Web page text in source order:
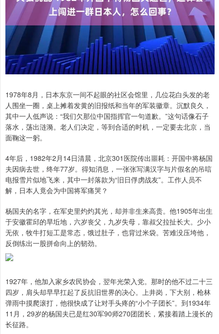
1978年8月，日本东京一间不起眼的社区会馆里，几位花白头发的老
人围坐一圈，桌上摊着发黄的旧报纸和当年的军装徽章。沉默良久，
其中一人低声说：“我们欠那位中国指挥官一句道歉。”这句话像石子
落水，荡出涟漪。老人们决定，等到合适的时机，一定要去北京，当
面鞠这一躬。
4年后，1982年2月14日清晨，北京301医院传出噩耗：开国中将杨国
夫因病去世，终年77岁。得知消息，一张张写满汉字与片假名的吊唁
电报雪片似地飞来，其中一封落款为“旧日俘虏战友”。工作人员不
解，日本人竟会为中国将军痛哭？
杨国夫的名字，在军史里灼灼其光，却并非生来高贵。他1905年出生
于安徽霍邱的旱坵地，六岁丧父，九岁失母，靠叔父拉扯长大。少小
无依，牧牛打短工是常态，饿过肚子，也背过米袋。苦难没压垮他，
反倒练出一股拼命向上的韧劲。
1927年，他加入家乡农民协会，翌年光荣入党。那时的他不过二十三
四岁，肩头却早早扛起了反抗旧世界的决心。上井岗，下大别，枪林
弹雨中摸爬滚打，他很快成了让对手头疼的“小个子团长”。到1934年
11月，29岁的杨国夫已是红30军90师270团团长，紧接着踏上漫长的
长征路。